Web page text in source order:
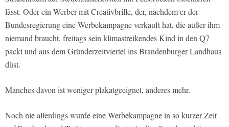
lässt. Oder ein Werber mit Creativbrille, der, nachdem er der
Bundesregierung eine Werbekampagne verkauft hat, die außer ihm
niemand braucht, freitags sein klimastreikendes Kind in den Q7
packt und aus dem Gründerzeitviertel ins Brandenburger Landhaus
düst.
Manches davon ist weniger plakatgeeignet, anderes mehr.
Noch nie allerdings wurde eine Werbekampagne in so kurzer Zeit